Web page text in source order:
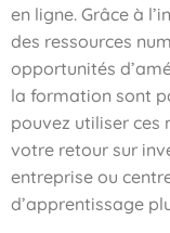
en ligne. Grâce à
des ressources
opportunités
la formation sont
pouvez utiliser ces
votre retour sur
entreprise ou
d’apprentissage